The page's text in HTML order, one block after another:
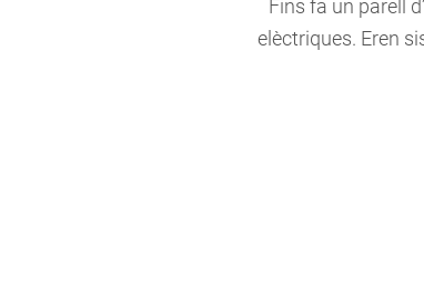
Fins fa un parell
elèctriques. Eren